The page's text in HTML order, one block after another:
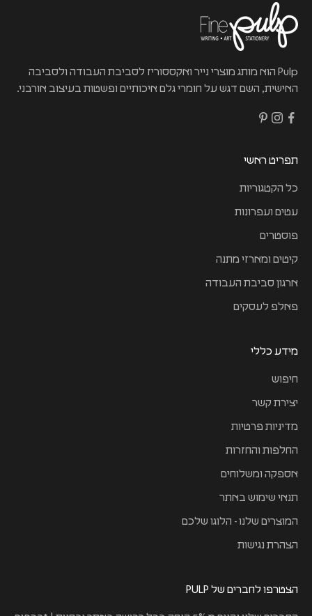
Pulp הוא מותג מוצרי נייר ואקססוריז לסביבת העבודה ולסביבה
האישית, השם דגש על חומרי גלם איכותיים ופשטות בעיצוב אורבני.
תפריט ראשי
כל הקטגוריות
עטים ועפרונות
פוסטרים
קיטים ומארזי מתנה
ארגון סביבת העבודה
פאלפ לעסקים
מידע כללי
חיפוש
יצירת קשר
מדיניות פרטיות
החלפות והחזרות
אספקה ומשלוחים
תנאי שימוש באתר
המוצרים שלנו - הלוגו שלכם
הצהרת נגישות
הצטרפו לחברים של PULP